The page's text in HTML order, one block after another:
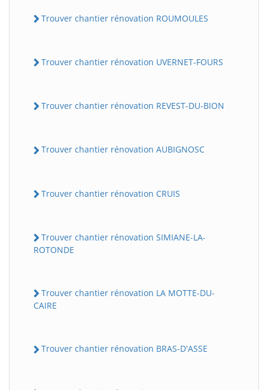
Trouver chantier rénovation ROUMOULES
Trouver chantier rénovation UVERNET-FOURS
Trouver chantier rénovation REVEST-DU-BION
Trouver chantier rénovation AUBIGNOSC
Trouver chantier rénovation CRUIS
Trouver chantier rénovation SIMIANE-LA-
ROTONDE
Trouver chantier rénovation LA MOTTE-DU-
CAIRE
Trouver chantier rénovation BRAS-D'ASSE